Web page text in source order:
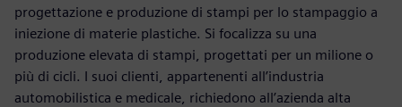
progettazione e produzione di stampi per lo stampaggio a
iniezione di materie plastiche. Si focalizza su una
produzione elevata di stampi, progettati per un milione o
più di cicli. I suoi clienti, appartenenti all’industria
automobilistica e medicale, richiedono all’azienda alta